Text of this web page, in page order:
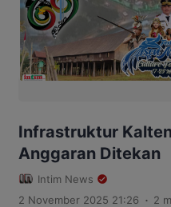
Infrastruktur
Anggaran Ditekan
Intim News
2 November 2025 21:26 . 2